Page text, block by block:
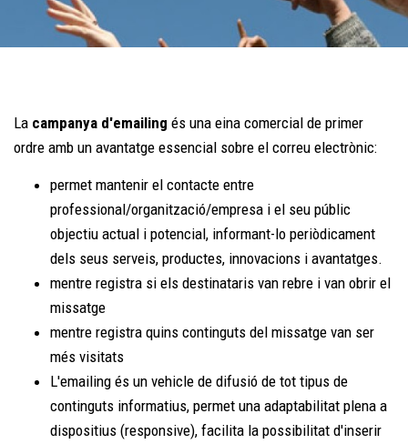
La campanya d'emailing és una eina comercial de primer
ordre amb un avantatge essencial sobre el correu electrònic:
permet mantenir el contacte entre
professional/organització/empresa i el seu públic
objectiu actual i potencial, informant-lo periòdicament
dels seus serveis, productes, innovacions i avantatges.
mentre registra si els destinataris van rebre i van obrir el
missatge
mentre registra quins continguts del missatge van ser
més visitats
L'emailing és un vehicle de difusió de tot tipus de
continguts informatius, permet una adaptabilitat plena a
dispositius (responsive), facilita la possibilitat d'inserir